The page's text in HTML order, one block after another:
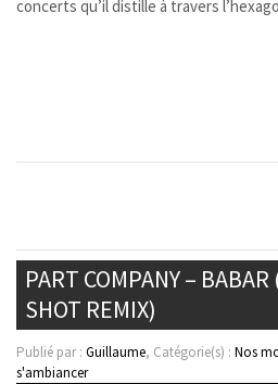
concerts qu’il distille à travers
PART COMPANY –
SHOT REMIX)
Publié par : Guillaume, Catégorie(s) : Nos
s'ambiancer